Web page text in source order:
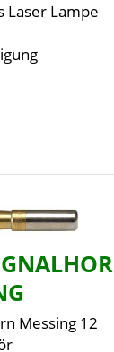
Laser Lampe
Messing 12